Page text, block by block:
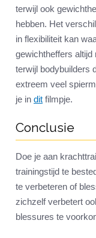
terwijl ook
hebben. Het
in flexibiliteit kan
gewichtheffers altijd
terwijl bodybuilders
extreem veel
je in dit filmpje.
Conclusie
Doe je aan
trainingstijd te
te verbeteren of
zichzelf verbetert
blessures te